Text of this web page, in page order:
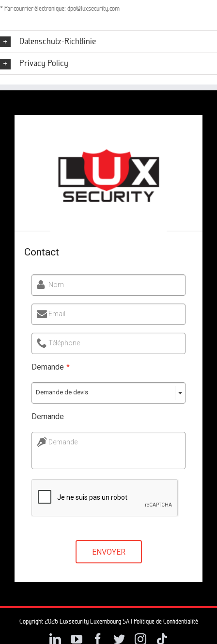
* Par courrier électronique: dpo@luxsecurity.com
Datenschutz-Richtlinie
Privacy Policy
Contact
Nom
Email
Téléphone
Demande *
Demande de devis
Demande
Demande
ENVOYER
Copyright 2026 Luxsecurity Luxembourg SA | Politique de Confidentialité
LinkedInYouTubeFacebook
TwitterInstagram